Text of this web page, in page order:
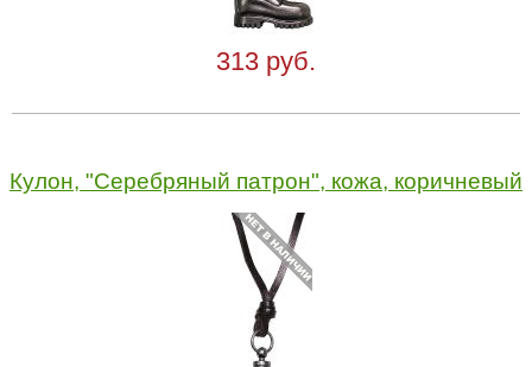
313 руб.
Кулон, "Серебряный патрон", кожа, коричневый